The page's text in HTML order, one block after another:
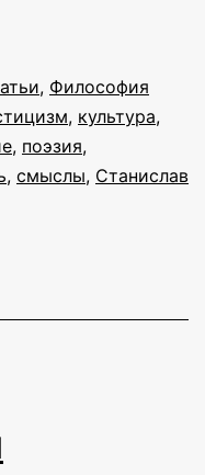
пути
его
преодоления:
на
, Философия
, культура,
, поэзия,
, смыслы, Станислав